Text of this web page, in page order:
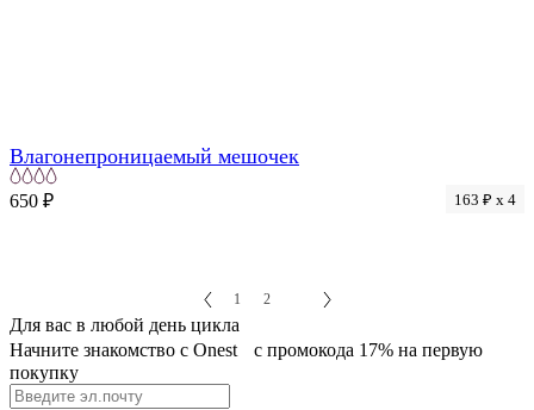
Влагонепроницаемый мешочек
650 ₽ 163 ₽ x 4
1 2
Для вас в любой день цикла
Начните знакомство с Onest с промокода 17% на первую
покупку